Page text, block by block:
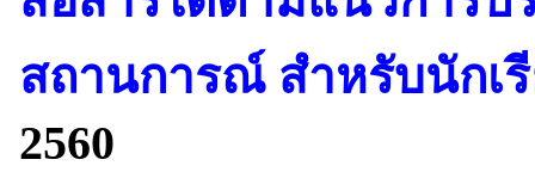
สถานการณ์ สำหรับนักเ
2560